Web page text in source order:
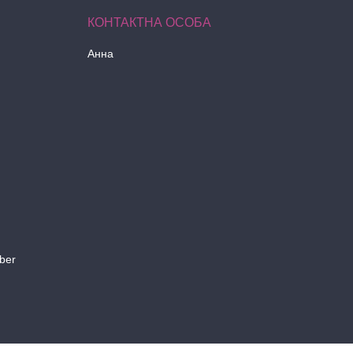
Анна